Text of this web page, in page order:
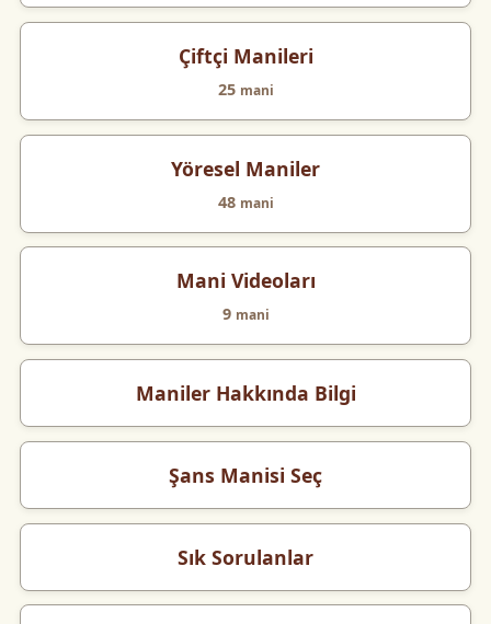
Çiftçi Manileri
25 mani
Yöresel Maniler
48 mani
Mani Videoları
9 mani
Maniler Hakkında Bilgi
Şans Manisi Seç
Sık Sorulanlar